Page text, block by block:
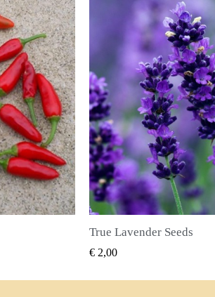
SNEL
Piment Zaden (Pimenta
€ 2,25